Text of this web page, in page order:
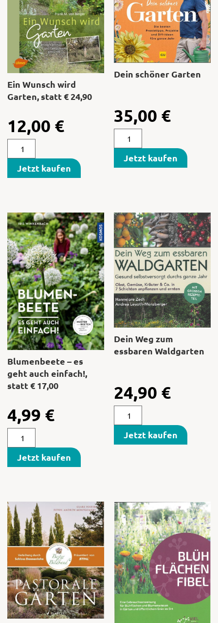
Ein Wunsch wird
Garten, statt € 24,90
12,00 €
Jetzt kaufen
Dein schöner Garten
35,00 €
Jetzt kaufen
Blumenbeete – es
geht auch einfach!,
statt € 17,00
4,99 €
Jetzt kaufen
Dein Weg zum
essbaren Waldgarten
24,90 €
Jetzt kaufen